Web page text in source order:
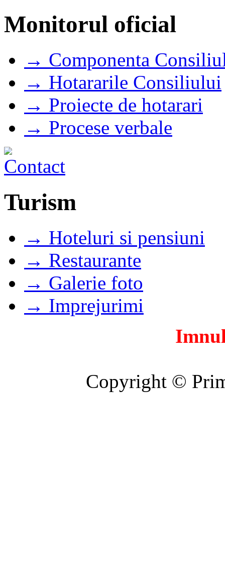
Monitorul oficial
→ Componenta
→ Hotararile Consiliului
→ Proiecte de hotarari
→ Procese verbale
Turism
→ Hoteluri si pensiuni
→ Restaurante
→ Galerie foto
→ Imprejurimi
Copyright ©